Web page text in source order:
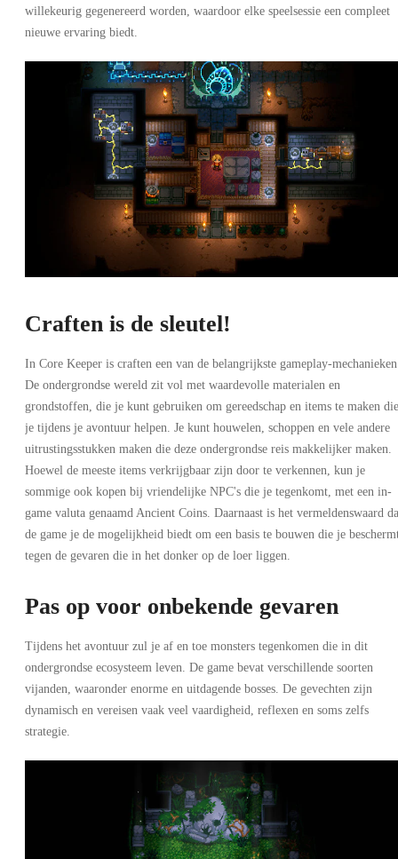
willekeurig gegenereerd worden, waardoor elke speelsessie een compleet
nieuwe ervaring biedt.
Craften is de sleutel!
In Core Keeper is craften een van de belangrijkste gameplay-
De ondergrondse wereld zit vol met waardevolle materialen en
grondstoffen, die je kunt gebruiken om gereedschap en items te maken die
je tijdens je avontuur helpen. Je kunt houwelen, schoppen en vele andere
uitrustingsstukken maken die deze ondergrondse reis makkelijker maken.
Hoewel de meeste items verkrijgbaar zijn door te verkennen, kun je
sommige ook kopen bij vriendelijke NPC's die je tegenkomt, met een in-
game valuta genaamd Ancient Coins. Daarnaast is het vermeldenswaard
de game je de mogelijkheid biedt om een basis te bouwen die je
tegen de gevaren die in het donker op de loer liggen.
Pas op voor onbekende gevaren
Tijdens het avontuur zul je af en toe monsters tegenkomen die in dit
ondergrondse ecosysteem leven. De game bevat verschillende soorten
vijanden, waaronder enorme en uitdagende bosses. De gevechten zijn
dynamisch en vereisen vaak veel vaardigheid, reflexen en soms zelfs
strategie.